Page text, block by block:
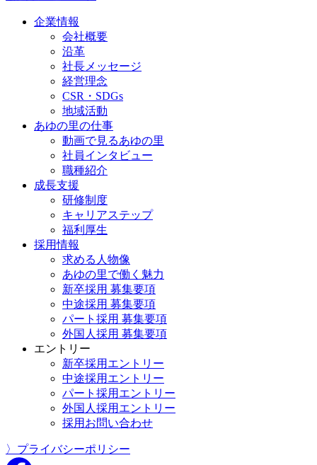
企業情報
会社概要
沿革
社長メッセージ
経営理念
CSR・SDGs
地域活動
あゆの里の仕事
動画で見るあゆの里
社員インタビュー
職種紹介
成長支援
研修制度
キャリアステップ
福利厚生
採用情報
求める人物像
あゆの里で働く魅力
新卒採用 募集要項
中途採用 募集要項
パート採用 募集要項
外国人採用 募集要項
エントリー
新卒採用エントリー
中途採用エントリー
パート採用エントリー
外国人採用エントリー
採用お問い合わせ
〉プライバシーポリシー